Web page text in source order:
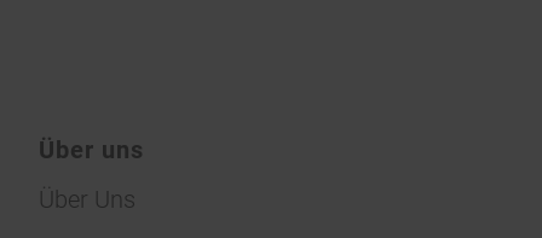
Über uns
Über Uns